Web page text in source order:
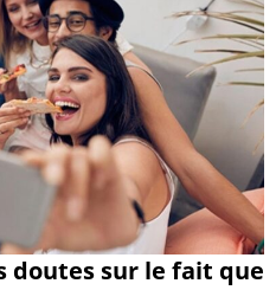
doutes sur le fait que